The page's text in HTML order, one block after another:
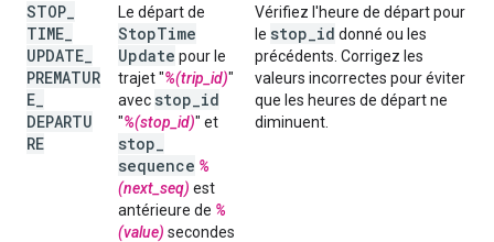
STOP
TIME
UPDATE
PREMATUR
E
DEPARTU
RE
Le départ de
StopTime
Update pour le
trajet "%(trip_id)"
avec stop id
"%(stop_id)" et
stop
sequence %
(next_seq) est
antérieure de %
(value) secondes
Vérifiez l'heure de départ pour
le stop id donné ou les
précédents. Corrigez les
valeurs incorrectes pour éviter
que les heures de départ ne
diminuent.